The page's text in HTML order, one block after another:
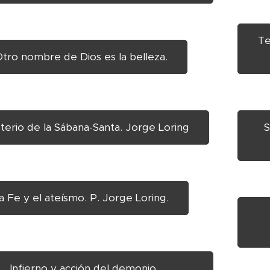
nombre de Dios es la belleza.
de la Sábana-Santa. Jorge Loring
Fe y el ateísmo. P. Jorge Loring.